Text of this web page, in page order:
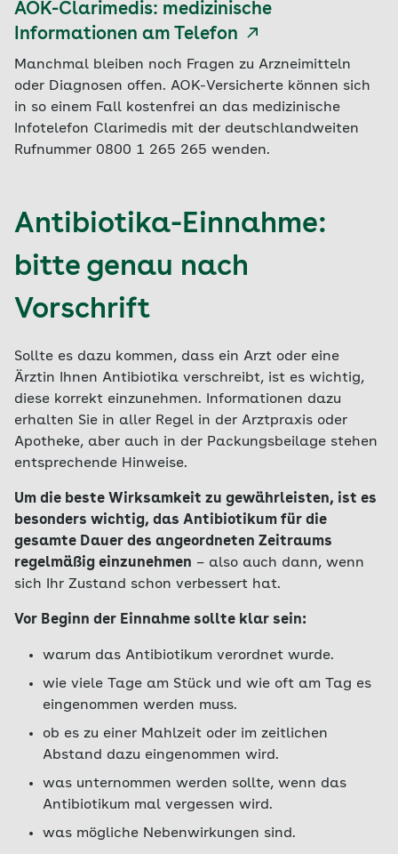
AOK-Clarimedis: medizinische
Informationen am Telefon
Manchmal bleiben noch Fragen zu Arzneimitteln
oder Diagnosen offen. AOK-Versicherte können sich
in so einem Fall kostenfrei an das medizinische
Infotelefon Clarimedis mit der deutschlandweiten
Rufnummer 0800 1 265 265 wenden.
Antibiotika-Einnahme:
bitte genau nach
Vorschrift
Sollte es dazu kommen, dass ein Arzt oder eine
Ärztin Ihnen Antibiotika verschreibt, ist es wichtig,
diese korrekt einzunehmen. Informationen dazu
erhalten Sie in aller Regel in der Arztpraxis oder
Apotheke, aber auch in der Packungsbeilage stehen
entsprechende Hinweise.
Um die beste Wirksamkeit zu gewährleisten, ist es
besonders wichtig, das Antibiotikum für die
gesamte Dauer des angeordneten Zeitraums
regelmäßig einzunehmen – also auch dann, wenn
sich Ihr Zustand schon verbessert hat.
Vor Beginn der Einnahme sollte klar sein:
warum das Antibiotikum verordnet wurde.
wie viele Tage am Stück und wie oft am Tag es
eingenommen werden muss.
ob es zu einer Mahlzeit oder im zeitlichen
Abstand dazu eingenommen wird.
was unternommen werden sollte, wenn das
Antibiotikum mal vergessen wird.
was mögliche Nebenwirkungen sind.